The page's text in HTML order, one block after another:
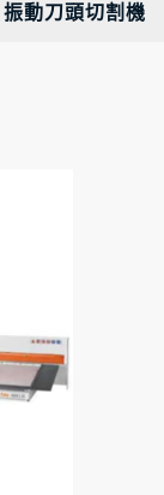
振動刀頭切割機